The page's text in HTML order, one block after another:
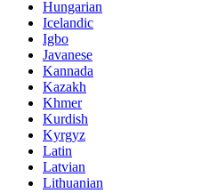
Hungarian
Icelandic
Igbo
Javanese
Kannada
Kazakh
Khmer
Kurdish
Kyrgyz
Latin
Latvian
Lithuanian